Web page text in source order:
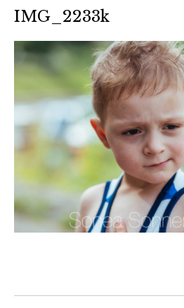
IMG_2233k